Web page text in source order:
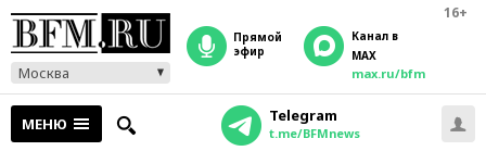
16+
Москва
прямой
эфир
Канал в
MAX
max.ru/bfm
МЕНЮ Telegram
t.me/BFMnews